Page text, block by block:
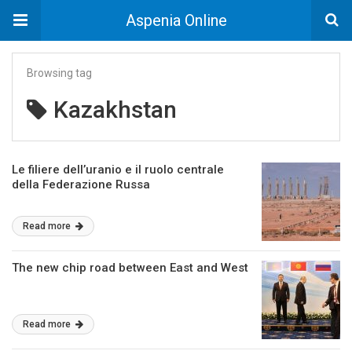
Aspenia Online
Browsing tag
Kazakhstan
Le filiere dell’uranio e il ruolo centrale
della Federazione Russa
Read more
The new chip road between East and West
Read more